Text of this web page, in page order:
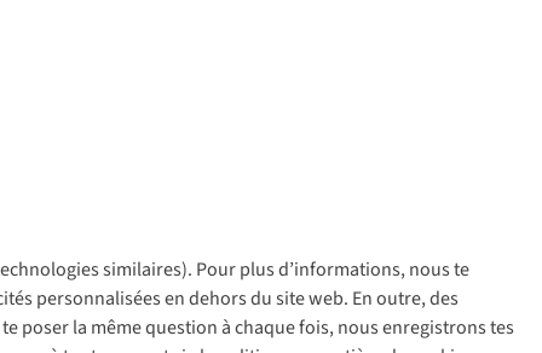
similaires). Pour plus d’informations, nous te
personnalisées en dehors du site web. En outre, des
poser la même question à chaque fois, nous enregistrons tes